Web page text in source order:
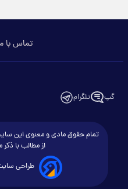
تماس با
گپ تلگرام
تمام حقوق مادی و معنوی این
از مطالب با
طراحی